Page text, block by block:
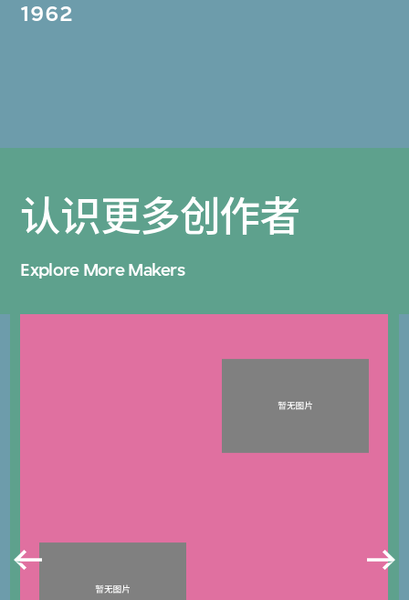
1962
认识更多创作者
Explore More Makers